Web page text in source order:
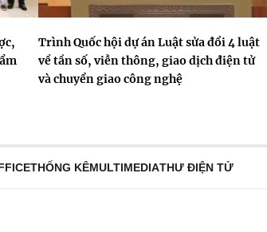
Trình Quốc hội dự án Luật sửa đổi 4 luật
về tần số, viễn thông, giao dịch điện tử
và chuyển giao công nghệ
THỐNG KÊMULTIMEDIATHƯ ĐIỆN TỬ